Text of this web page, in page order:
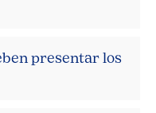
presentar los